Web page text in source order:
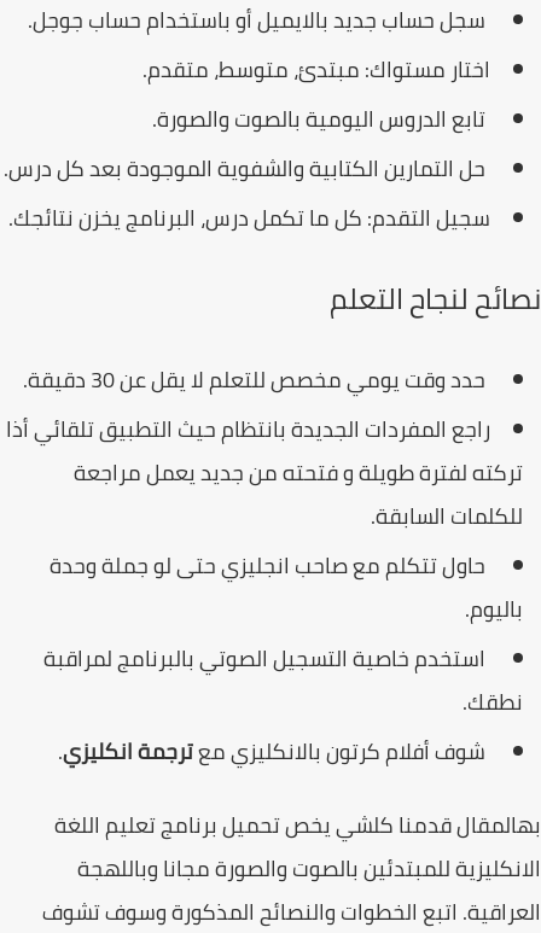
سجل حساب جديد بالايميل أو باستخدام حساب جوجل.
اختار مستواك: مبتدئ، متوسط، متقدم.
تابع الدروس اليومية بالصوت والصورة.
حل التمارين الكتابية والشفوية الموجودة بعد كل درس.
سجيل التقدم: كل ما تكمل درس، البرنامج يخزن نتائجك.
لنجاح التعلم
حدد وقت يومي مخصص للتعلم لا يقل عن 30 دقيقة.
راجع المفردات الجديدة بانتظام حيث التطبيق تلقائي أذا
لفترة طويلة و فتحته من جديد يعمل مراجعة
السابقة.
حاول تتكلم مع صاحب انجليزي حتى لو جملة وحدة
استخدم خاصية التسجيل الصوتي بالبرنامج لمراقبة
شوف أفلام كرتون بالانكليزي معترجمة انكليزي.
قدمنا كلشي يخصتحميل برنامج تعليم اللغة
للمبتدئين بالصوت والصورة مجانا وباللهجة
اتبع الخطوات والنصائح المذكورة وسوف تشوف